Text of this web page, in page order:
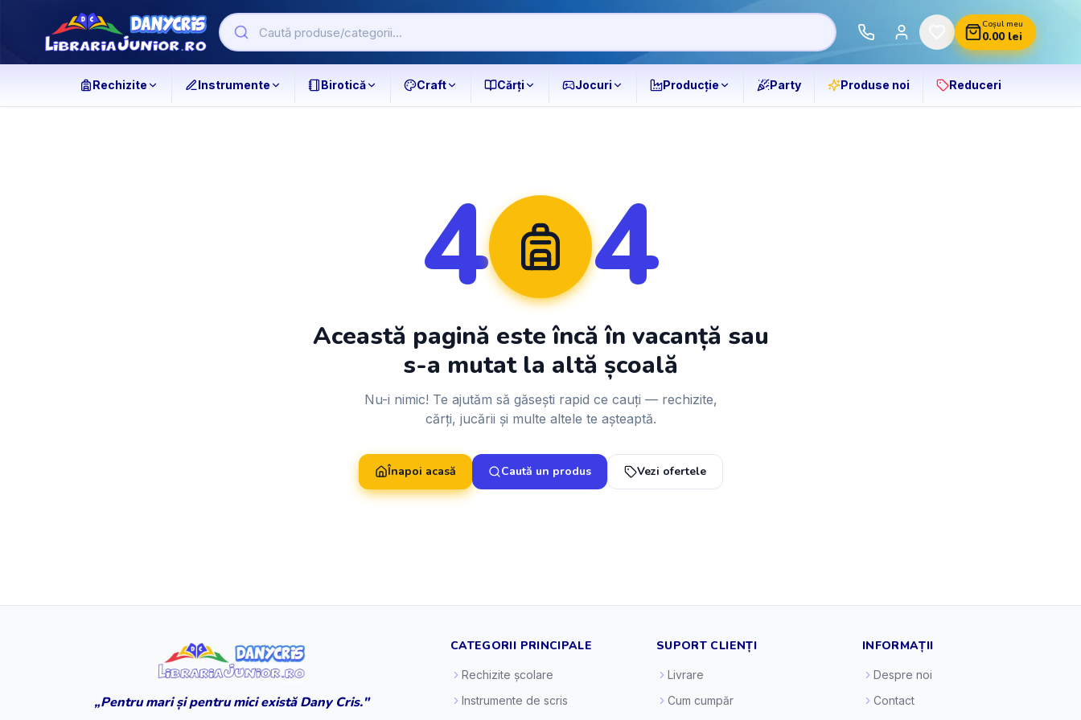
Coșul meu
0.00lei
Rechizite Instrumente Birotică Craft Cărți Jocuri Producție Party Produse noi Reduceri
4 4
Această pagină este încă în vacanță sau
s-a mutat la altă școală
Nu-i nimic! Te ajutăm să găsești rapid ce cauți — rechizite,
cărți, jucării și multe altele te așteaptă.
Înapoi acasă Caută un produs Vezi ofertele
„Pentru mari și pentru mici există Dany Cris."
CATEGORII PRINCIPALE
Rechizite școlare
Instrumente de scris
SUPORT CLIENȚI
Livrare
Cum cumpăr
INFORMAȚII
Despre noi
Contact